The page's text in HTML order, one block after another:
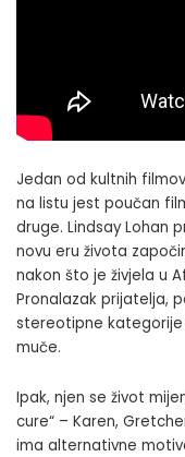
Jedan od kultnih
na listu jest poučan
druge. Lindsay Lohan
novu eru života
nakon što je živjela u
Pronalazak prijatelja,
stereotipne kategorije
muče.
Ipak, njen se život
cure“ – Karen,
ima alternativne